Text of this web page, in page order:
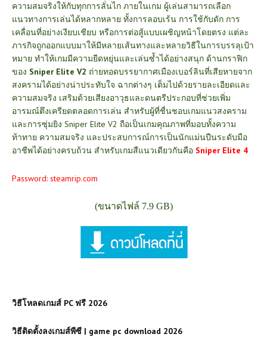
ความสมจริงให้กับทุกการลั่นไก ภายในเกม ผู้เล่นสามารถเลือก
แนวทางการเล่นได้หลากหลาย ทั้งการลอบเร้น การใช้กับดัก การ
เคลื่อนที่อย่างเงียบเชียบ หรือการต่อสู้แบบเผชิญหน้าโดยตรง แต่ละ
ภารกิจถูกออกแบบมาให้มีหลายเส้นทางและหลายวิธีในการบรรลุเป้า
หมาย ทำให้เกมมีความยืดหยุ่นและเล่นซ้ำได้อย่างสนุก ด้านกราฟิก
ของ Sniper Elite V2 ถ่ายทอดบรรยากาศเมืองเบอร์ลินที่เสียหายจาก
สงครามได้อย่างน่าประทับใจ ฉากต่างๆ เต็มไปด้วยรายละเอียดและ
ความสมจริง เสริมด้วยเสียงอาวุธและดนตรีประกอบที่ช่วยเพิ่ม
อารมณ์ตึงเครียดตลอดการเล่น สำหรับผู้ที่ชื่นชอบเกมแนวสงคราม
และการซุ่มยิง Sniper Elite V2 ถือเป็นเกมคุณภาพที่มอบทั้งความ
ท้าทาย ความสมจริง และประสบการณ์การเป็นนักแม่นปืนระดับมือ
อาชีพได้อย่างครบถ้วน สำหรับเกมสืแนวเดียวกันคือ Sniper Elite 4
Password: steamrip.com
(ขนาดไฟล์ 7.9 GB)
วิธีโหลดเกมส์ PC ฟรี 2026
วิธีติดตั้งลงเกมส์พีซี | game pc download 2026